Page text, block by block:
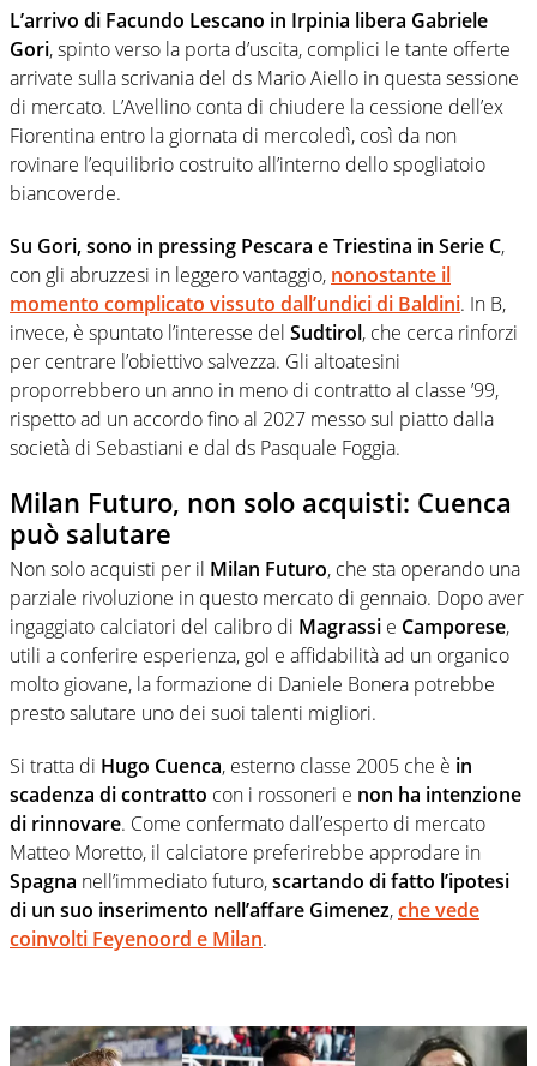
L’arrivo di Facundo Lescano in Irpinia libera Gabriele
Gori, spinto verso la porta d’uscita, complici le tante offerte
arrivate sulla scrivania del ds Mario Aiello in questa sessione
di mercato. L’Avellino conta di chiudere la cessione dell’ex
Fiorentina entro la giornata di mercoledì, così da non
rovinare l’equilibrio costruito all’interno dello spogliatoio
biancoverde.
Su Gori, sono in pressing Pescara e Triestina in Serie C,
con gli abruzzesi in leggero vantaggio, nonostante il
momento complicato vissuto dall’undici di Baldini. In B,
invece, è spuntato l’interesse del Sudtirol, che cerca rinforzi
per centrare l’obiettivo salvezza. Gli altoatesini
proporrebbero un anno in meno di contratto al classe ’99,
rispetto ad un accordo fino al 2027 messo sul piatto dalla
società di Sebastiani e dal ds Pasquale Foggia.
Milan Futuro, non solo acquisti: Cuenca
può salutare
Non solo acquisti per il Milan Futuro, che sta operando una
parziale rivoluzione in questo mercato di gennaio. Dopo aver
ingaggiato calciatori del calibro di Magrassi e Camporese,
utili a conferire esperienza, gol e affidabilità ad un organico
molto giovane, la formazione di Daniele Bonera potrebbe
presto salutare uno dei suoi talenti migliori.
Si tratta di Hugo Cuenca, esterno classe 2005 che è in
scadenza di contratto con i rossoneri e non ha intenzione
di rinnovare. Come confermato dall’esperto di mercato
Matteo Moretto, il calciatore preferirebbe approdare in
Spagna nell’immediato futuro,scartando di fatto l’ipotesi
di un suo inserimento nell’affare Gimenez,che vede
coinvolti Feyenoord e Milan.